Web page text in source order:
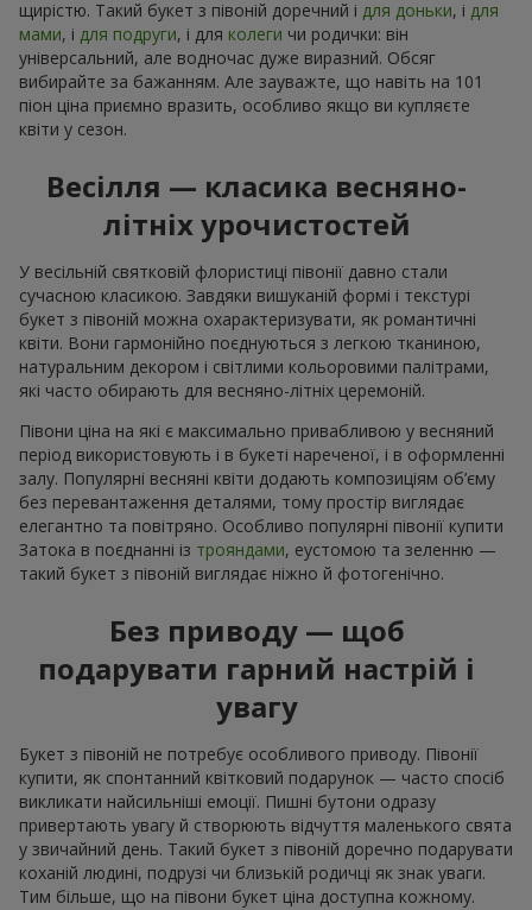
щирістю. Такий букет з півоній доречний і для доньки, і для
мами, і для подруги, і для колеги чи родички: він
універсальний, але водночас дуже виразний. Обсяг
вибирайте за бажанням. Але зауважте, що навіть на 101
піон ціна приємно вразить, особливо якщо ви купляєте
квіти у сезон.
Весілля — класика весняно-
літніх урочистостей
У весільній святковій флористиці півонії давно стали
сучасною класикою. Завдяки вишуканій формі і текстурі
букет з півоній можна охарактеризувати, як романтичні
квіти. Вони гармонійно поєднуються з легкою тканиною,
натуральним декором і світлими кольоровими палітрами,
які часто обирають для весняно-літніх церемоній.
Півони ціна на які є максимально привабливою у весняний
період використовують і в букеті нареченої, і в оформленні
залу. Популярні весняні квіти додають композиціям об’єму
без перевантаження деталями, тому простір виглядає
елегантно та повітряно. Особливо популярні півонії купити
Затока в поєднанні із трояндами, еустомою та зеленню —
такий букет з півоній виглядає ніжно й фотогенічно.
Без приводу — щоб
подарувати гарний настрій і
увагу
Букет з півоній не потребує особливого приводу. Півонії
купити, як спонтанний квітковий подарунок — часто спосіб
викликати найсильніші емоції. Пишні бутони одразу
привертають увагу й створюють відчуття маленького свята
у звичайний день. Такий букет з півоній доречно подарувати
коханій людині, подрузі чи близькій родичці як знак уваги.
Тим більше, що на півони букет ціна доступна кожному.